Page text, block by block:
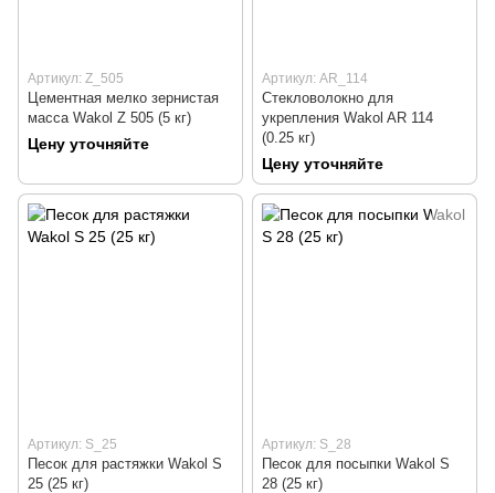
Артикул: Z_505
Цементная мелко зернистая
масса Wakol Z 505 (5 кг)
Цену уточняйте
Артикул: AR_114
Стекловолокно для
укрепления Wakol AR 114
(0.25 кг)
Цену уточняйте
Артикул: S_25
Песок для растяжки Wakol S
25 (25 кг)
Артикул: S_28
Песок для посыпки Wakol S
28 (25 кг)